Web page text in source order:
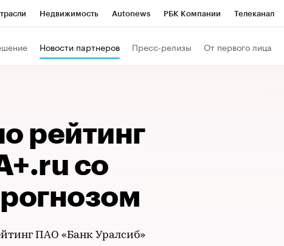
Недвижимость Autonews РБК Компании Телеканал
Технологии и медиа
Новости партнеров Пресс-релизы От первого лица
рейтинг
со
ПАО «Банк Уралсиб»